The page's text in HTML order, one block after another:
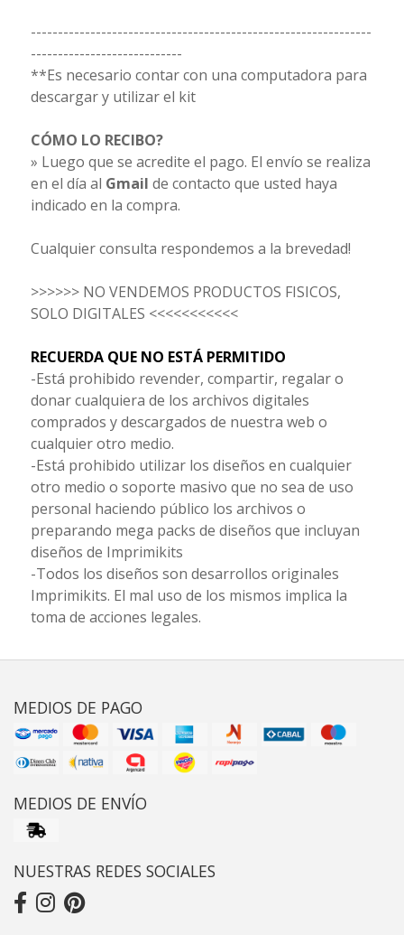
---------------------------------------------------------------
----------------------------
**Es necesario contar con una computadora para
descargar y utilizar el kit
CÓMO LO RECIBO?
» Luego que se acredite el pago. El envío se realiza
en el día al Gmail de contacto que usted haya
indicado en la compra.
Cualquier consulta respondemos a la brevedad!
>>>>>> NO VENDEMOS PRODUCTOS FISICOS,
SOLO DIGITALES <<<<<<<<<<<
RECUERDA QUE NO ESTÁ PERMITIDO
-Está prohibido revender, compartir, regalar o
donar cualquiera de los archivos digitales
comprados y descargados de nuestra web o
cualquier otro medio.
-Está prohibido utilizar los diseños en cualquier
otro medio o soporte masivo que no sea de uso
personal haciendo público los archivos o
preparando mega packs de diseños que incluyan
diseños de Imprimikits
-Todos los diseños son desarrollos originales
Imprimikits. El mal uso de los mismos implica la
toma de acciones legales.
MEDIOS DE PAGO
MEDIOS DE ENVÍO
NUESTRAS REDES SOCIALES